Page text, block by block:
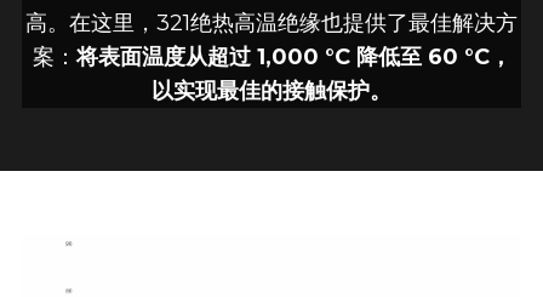
高。在这里，321绝热高温绝缘也提供了最佳解决方
案：将表面温度从超过 1,000 °C 降低至 60 °C，
以实现最佳的接触保护。